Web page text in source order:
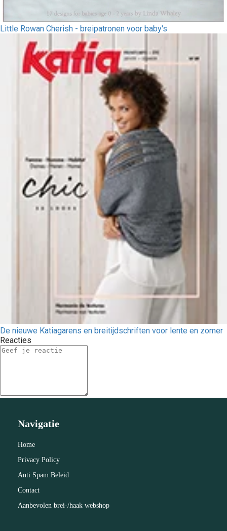
Little Rowan Cherish - breipatronen voor baby's
De nieuwe Katiagarens en breitijdschriften voor lente en zomer
Reacties
Navigatie
Home
Privacy Policy
Anti Spam Beleid
Contact
Aanbevolen brei-/haak webshop